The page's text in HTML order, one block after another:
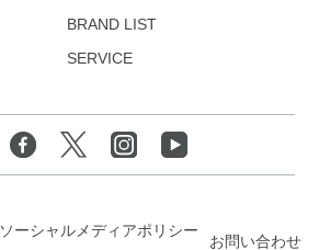
BRAND LIST
SERVICE
ソーシャルメディアポリシー
お問い合わせ